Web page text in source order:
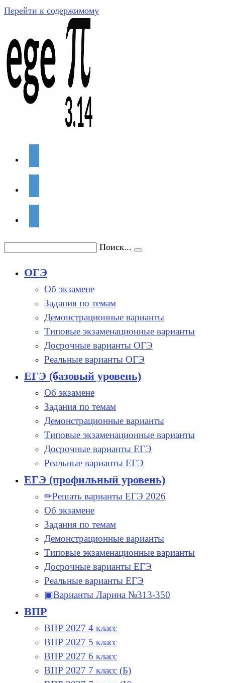
Перейти к содержимому
Поиск...
ОГЭ
Об экзамене
Задания по темам
Демонстрационные варианты
Типовые экзаменационные варианты
Досрочные варианты ОГЭ
Реальные варианты ОГЭ
ЕГЭ (базовый уровень)
Об экзамене
Задания по темам
Демонстрационные варианты
Типовые экзаменационные варианты
Досрочные варианты ЕГЭ
Реальные варианты ЕГЭ
ЕГЭ (профильный уровень)
✏Решать варианты ЕГЭ 2026
Об экзамене
Задания по темам
Демонстрационные варианты
Типовые экзаменационные варианты
Досрочные варианты ЕГЭ
Реальные варианты ЕГЭ
▣Варианты Ларина №313-350
ВПР
ВПР 2027 4 класс
ВПР 2027 5 класс
ВПР 2027 6 класс
ВПР 2027 7 класс (Б)